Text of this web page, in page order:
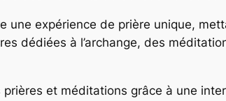
une expérience de prière unique,
dédiées à l’archange, des
et méditations grâce à une